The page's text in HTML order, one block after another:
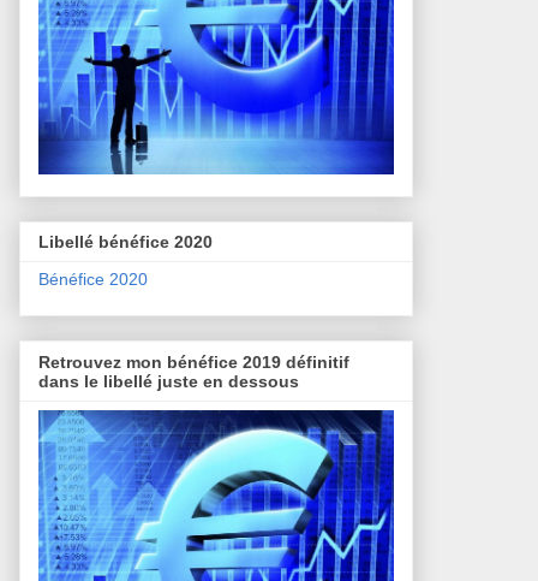
Libellé bénéfice 2020
Bénéfice 2020
Retrouvez mon bénéfice 2019 définitif
dans le libellé juste en dessous